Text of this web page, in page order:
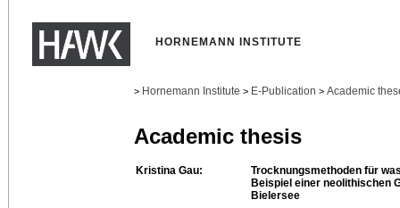
HORNEMANN INSTITUTE
> Hornemann Institute > E-Publication > Academic
Academic thesis
Kristina Gau:
Trocknungsmethoden für
Beispiel einer neolithischen
Bielersee